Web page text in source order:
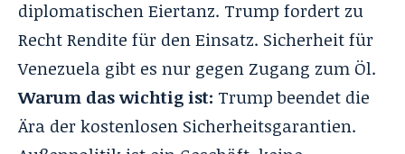
diplomatischen Eiertanz. Trump fordert zu
Recht Rendite für den Einsatz. Sicherheit für
Venezuela gibt es nur gegen Zugang zum Öl.
Warum das wichtig ist: Trump beendet die
Ära der kostenlosen Sicherheitsgarantien.